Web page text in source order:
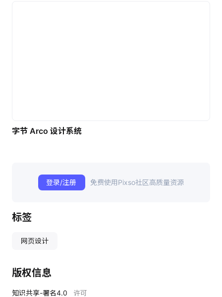
字节 Arco 设计系统
登录/注册 免费使用Pixso社区高质量资源
标签
网页设计
版权信息
知识共享-署名4.0 许可